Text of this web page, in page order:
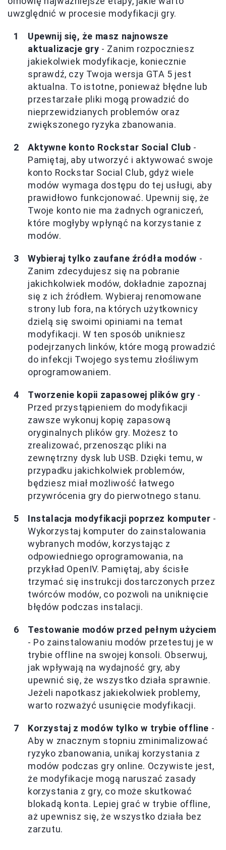
uwzględnić w procesie modyfikacji gry.
Upewnij się, że masz najnowsze
aktualizacje gry - Zanim rozpoczniesz
jakiekolwiek modyfikacje, koniecznie
sprawdź, czy Twoja wersja GTA 5 jest
aktualna. To istotne, ponieważ błędne lub
przestarzałe pliki mogą prowadzić do
nieprzewidzianych problemów oraz
zwiększonego ryzyka zbanowania.
Aktywne konto Rockstar Social Club -
Pamiętaj, aby utworzyć i aktywować swoje
konto Rockstar Social Club, gdyż wiele
modów wymaga dostępu do tej usługi, aby
prawidłowo funkcjonować. Upewnij się, że
Twoje konto nie ma żadnych ograniczeń,
które mogłyby wpłynąć na korzystanie z
modów.
Wybieraj tylko zaufane źródła modów -
Zanim zdecydujesz się na pobranie
jakichkolwiek modów, dokładnie zapoznaj
się z ich źródłem. Wybieraj renomowane
strony lub fora, na których użytkownicy
dzielą się swoimi opiniami na temat
modyfikacji. W ten sposób unikniesz
podejrzanych linków, które mogą prowadzić
do infekcji Twojego systemu złośliwym
oprogramowaniem.
Tworzenie kopii zapasowej plików gry -
Przed przystąpieniem do modyfikacji
zawsze wykonuj kopię zapasową
oryginalnych plików gry. Możesz to
zrealizować, przenosząc pliki na
zewnętrzny dysk lub USB. Dzięki temu, w
przypadku jakichkolwiek problemów,
będziesz miał możliwość łatwego
przywrócenia gry do pierwotnego stanu.
Instalacja modyfikacji poprzez komputer -
Wykorzystaj komputer do zainstalowania
wybranych modów, korzystając z
odpowiedniego oprogramowania, na
przykład OpenIV. Pamiętaj, aby ścisłe
trzymać się instrukcji dostarczonych przez
twórców modów, co pozwoli na uniknięcie
błędów podczas instalacji.
Testowanie modów przed pełnym użyciem
- Po zainstalowaniu modów przetestuj je w
trybie offline na swojej konsoli. Obserwuj,
jak wpływają na wydajność gry, aby
upewnić się, że wszystko działa sprawnie.
Jeżeli napotkasz jakiekolwiek problemy,
warto rozważyć usunięcie modyfikacji.
Korzystaj z modów tylko w trybie offline -
Aby w znacznym stopniu zminimalizować
ryzyko zbanowania, unikaj korzystania z
modów podczas gry online. Oczywiste jest,
że modyfikacje mogą naruszać zasady
korzystania z gry, co może skutkować
blokadą konta. Lepiej grać w trybie offline,
aż upewnisz się, że wszystko działa bez
zarzutu.